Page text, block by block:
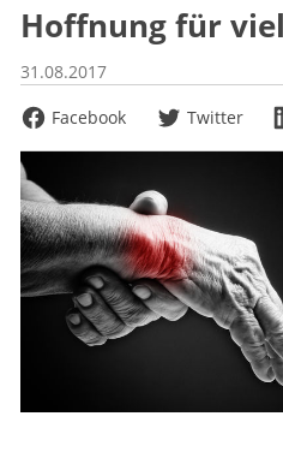
Hoffnung für
31.08.2017
Facebook
Twitter